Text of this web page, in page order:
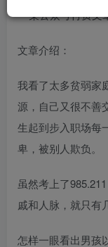
文章介绍：
我看了太多贫弱家
源，自己又很不善
生起到步入职场每
卑，被别人欺负。
虽然考上了
戚和人脉，就只有
怎样一眼看出男孩